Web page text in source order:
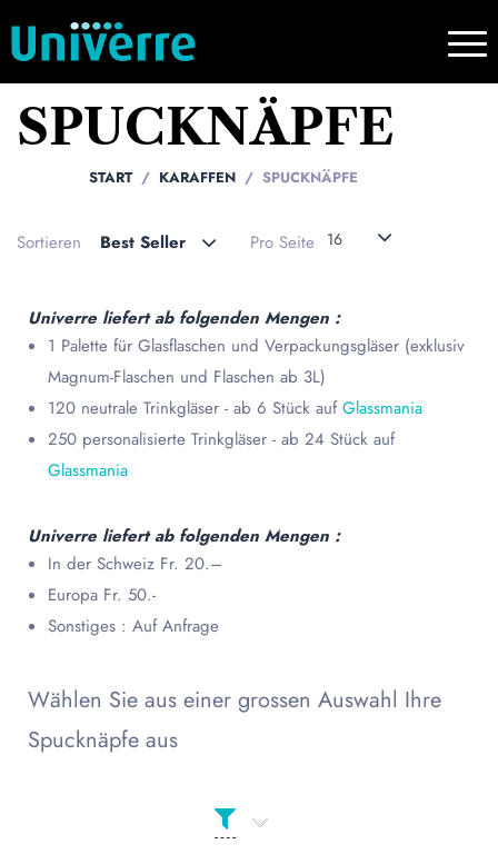
SPUCKNÄPFE
START KARAFFEN SPUCKNÄPFE
Sortieren Best Seller Pro Seite 16
Univerre liefert ab folgenden Mengen :
1 Palette für Glasflaschen und Verpackungsgläser (exklusiv
Magnum-Flaschen und Flaschen ab 3L)
120 neutrale Trinkgläser - ab 6 Stück aufGlassmania
250 personalisierte Trinkgläser - ab 24 Stück auf
Glassmania
Univerre liefert ab folgenden Mengen :
In der Schweiz Fr. 20.–
Europa Fr. 50.-
Sonstiges : Auf Anfrage
Wählen Sie aus einer grossen Auswahl Ihre
Spucknäpfe aus